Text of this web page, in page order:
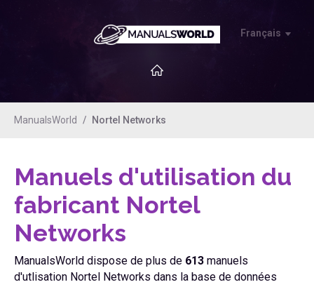
Français
ManualsWorld Nortel Networks
Manuels d'utilisation du
fabricant Nortel
Networks
ManualsWorld dispose de plus de 613 manuels
d'utlisation Nortel Networks dans la base de données